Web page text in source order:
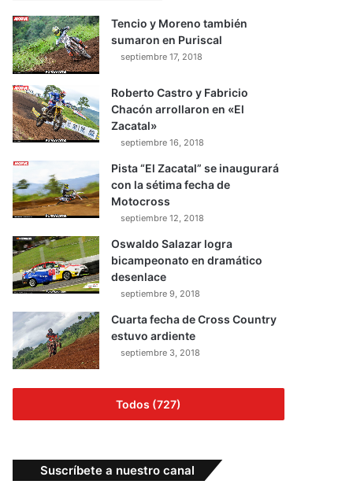
Tencio y Moreno también
sumaron en Puriscal
septiembre 17, 2018
Roberto Castro y Fabricio
Chacón arrollaron en «El
Zacatal»
septiembre 16, 2018
Pista “El Zacatal” se inaugurará
con la sétima fecha de
Motocross
septiembre 12, 2018
Oswaldo Salazar logra
bicampeonato en dramático
desenlace
septiembre 9, 2018
Cuarta fecha de Cross Country
estuvo ardiente
septiembre 3, 2018
Todos (727)
Suscríbete a nuestro canal